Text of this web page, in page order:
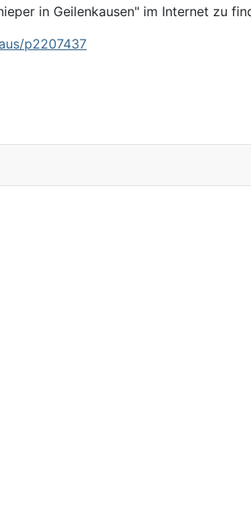
in Geilenkausen" im Internet zu
p2207437